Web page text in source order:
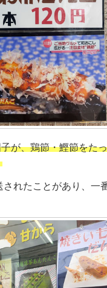
が、鶏節・鰹節をた
されたことがあり、一